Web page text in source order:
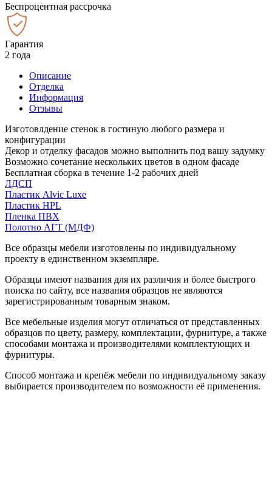
Беспроцентная рассрочка
Гарантия
2 года
Описание
Отделка
Информация
Отзывы
Изготовлдение стенок в гостиную любого размера и
конфигурации
Декор и отделку фасадов можно выполнить под вашу задумку
Возможно сочетание нескольких цветов в одном фасаде
Бесплатная сборка в течение 1-2 рабочих дней
ЛДСП
Пластик Alvic Luxe
Пластик HPL
Пленка ПВХ
Полотно АГТ (МДФ)
Все образцы мебели изготовлены по индивидуальному
проекту в единственном экземпляре.
Образцы имеют названия для их различия и более быстрого
поиска по сайту, все названия образцов не являются
зарегистрированным товарным знаком.
Все мебельные изделия могут отличаться от представленных
образцов по цвету, размеру, комплектации, фурнитуре, а также
способами монтажа и производителями комплектующих и
фурнитуры.
Способ монтажа и крепёж мебели по индивидуальному заказу
выбирается производителем по возможности её применения.